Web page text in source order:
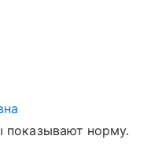
показывают норму.